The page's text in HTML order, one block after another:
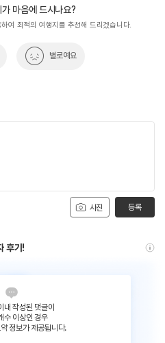
마음에 드시나요?
여 최적의 여행지를 추천해 드리겠습니다.
별로예요
사진 등록
후기!
내 작성된 댓글이
수 이상인 경우
정보가 제공됩니다.